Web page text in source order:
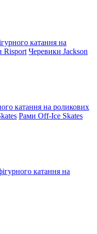
катання на
Risport Черевики Jackson
катання на роликових
Рами Off-Ice Skates
катання на